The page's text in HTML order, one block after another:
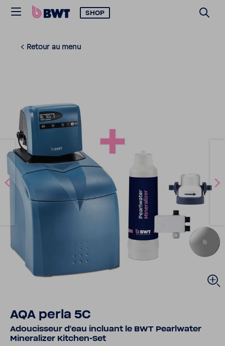
SHOP
Retour au menu
AQA perla 5C
Adou­cis­seur d'eau incluant le BWT Pearl­water
Mine­ra­lizer Kitchen-​​Set